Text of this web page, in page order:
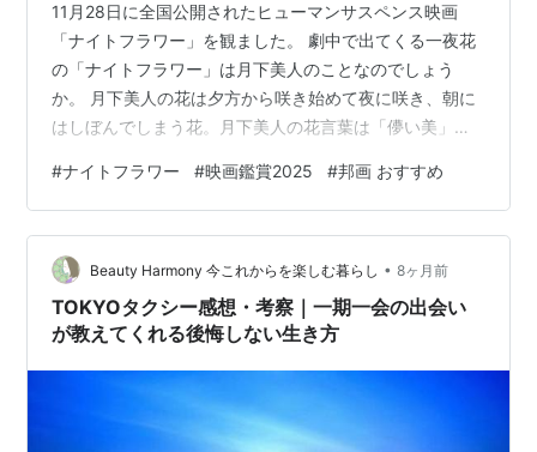
11月28日に全国公開されたヒューマンサスペンス映画
「ナイトフラワー」を観ました。 劇中で出てくる一夜花
の「ナイトフラワー」は月下美人のことなのでしょう
か。 月下美人の花は夕方から咲き始めて夜に咲き、朝に
はしぼんでしまう花。月下美人の花言葉は「儚い美」
て」 この作品のラストは観客に委ねられる余白を残して
いて、人によってとらえ方が違うようです。 「ナイトフ
ラワー」の花言葉の意味を私なりに解釈し、映画を観終
えたときのラストは涙を忘れました。 あまりに悲しい不
幸な現実が次々と起こるので、感情が追いつかなかった
のかしれません。 あれだけ不幸が重なったら耐…
#ナイトフラワー #映画鑑賞2025 #邦画 おすすめ
Beauty Harmony 今これからを楽しむ暮らし • 8ヶ月前
TOKYOタクシー感想・考察｜一期一会の出会い
が教えてくれる後悔しない生き方